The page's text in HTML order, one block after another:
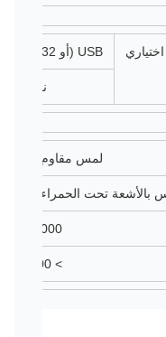
USB (أو RS232) للمس
نموذج
لمس مقاوم 4 أسلاك
50000 ساعة
> 1,000,000